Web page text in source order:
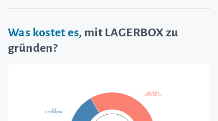
Was kostet es, mit LAGERBOX zu
gründen?
300.000 €
Fremdkapital
0 €
Eigenkapital